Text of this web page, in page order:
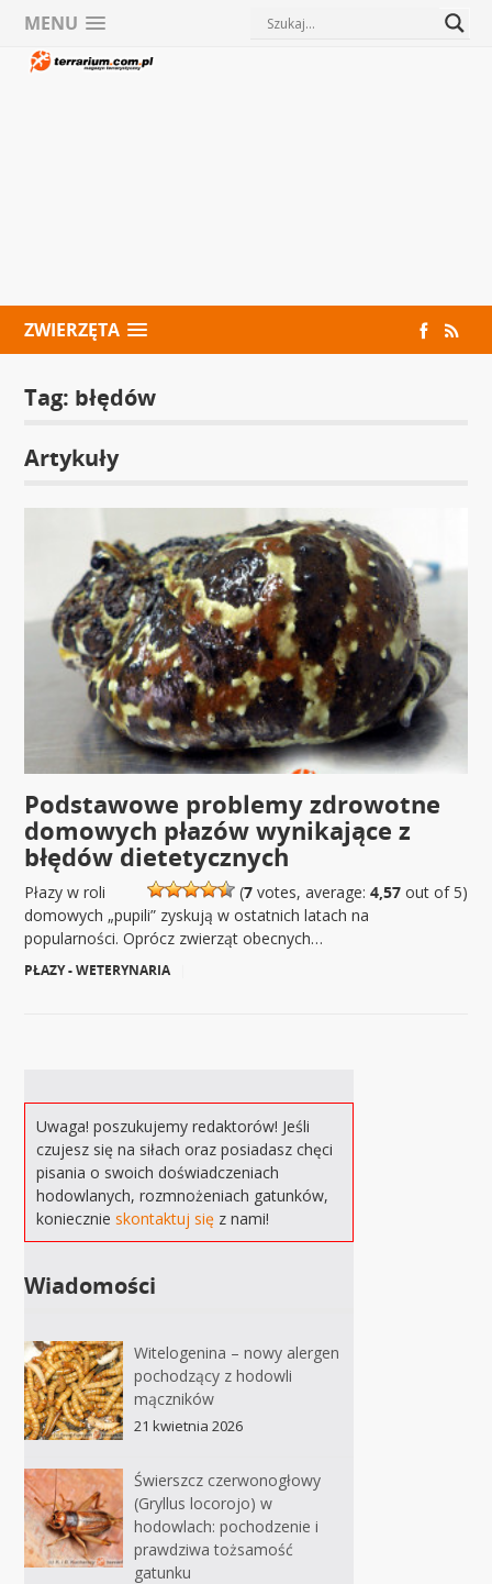
MENU
ZWIERZĘTA
Tag: błędów
Artykuły
Podstawowe problemy zdrowotne
domowych płazów wynikające z
błędów dietetycznych
(7votes, average: 4,57out of 5)
Płazy w roli
domowych „pupili” zyskują w ostatnich latach na
popularności. Oprócz zwierząt obecnych…
PŁAZY - WETERYNARIA
Uwaga! poszukujemy redaktorów! Jeśli
czujesz się na siłach oraz posiadasz chęci
pisania o swoich doświadczeniach
hodowlanych, rozmnożeniach gatunków,
koniecznieskontaktuj się z nami!
Wiadomości
Witelogenina – nowy alergen
pochodzący z hodowli
mączników
21 kwietnia 2026
Świerszcz czerwonogłowy
(Gryllus locorojo) w
hodowlach: pochodzenie i
prawdziwa tożsamość
gatunku